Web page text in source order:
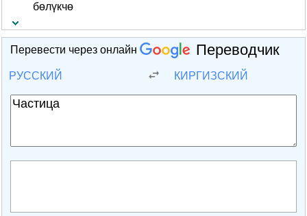
бөлүкчө
Перевести через онлайн Переводчик
РУССКИЙ КИРГИЗСКИЙ